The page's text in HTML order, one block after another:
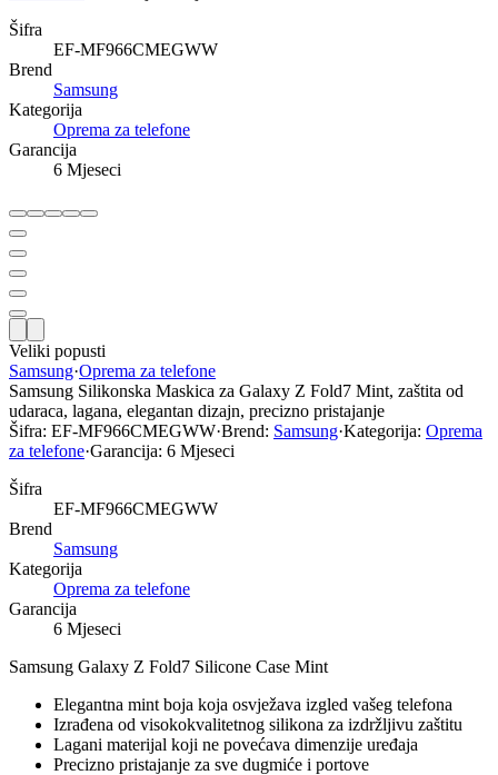
Šifra
EF-MF966CMEGWW
Brend
Samsung
Kategorija
Oprema za telefone
Garancija
6 Mjeseci
Veliki popusti
Samsung·Oprema za telefone
Samsung Silikonska Maskica za Galaxy Z Fold7 Mint, zaštita od
udaraca, lagana, elegantan dizajn, precizno pristajanje
Šifra: EF-MF966CMEGWW·Brend: Samsung·Kategorija: Oprema
za telefone·Garancija: 6 Mjeseci
Šifra
EF-MF966CMEGWW
Brend
Samsung
Kategorija
Oprema za telefone
Garancija
6 Mjeseci
Samsung Galaxy Z Fold7 Silicone Case Mint
Elegantna mint boja koja osvježava izgled vašeg telefona
Izrađena od visokokvalitetnog silikona za izdržljivu zaštitu
Lagani materijal koji ne povećava dimenzije uređaja
Precizno pristajanje za sve dugmiće i portove